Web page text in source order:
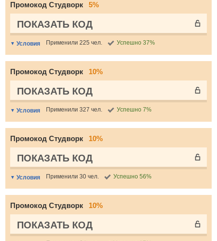
Промокод Студворк 5%
ПОКАЗАТЬ КОД
Условия Применили 225 чел. Успешно 37%
Промокод Студворк 10%
ПОКАЗАТЬ КОД
Условия Применили 327 чел. Успешно 7%
Промокод Студворк 10%
ПОКАЗАТЬ КОД
Условия Применили 30 чел. Успешно 56%
Промокод Студворк 10%
ПОКАЗАТЬ КОД